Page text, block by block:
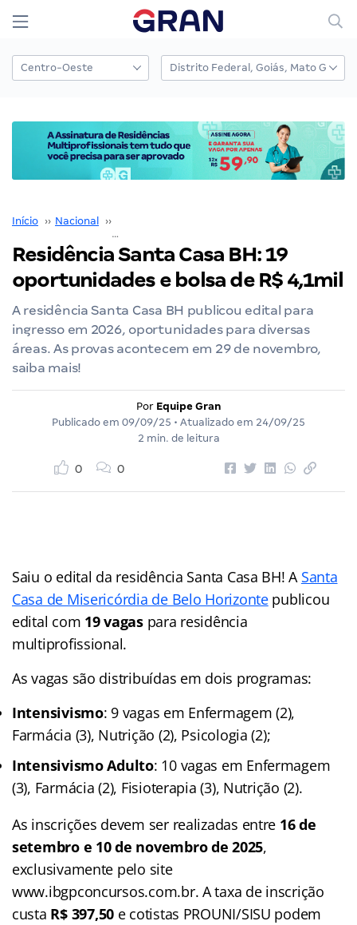
Início ›› Nacional ››
Residência Santa Casa BH: 19
oportunidades e bolsa de R$ 4,1mil
A residência Santa Casa BH publicou edital para
ingresso em 2026, oportunidades para diversas
áreas. As provas acontecem em 29 de novembro,
saiba mais!
Por Equipe Gran
Publicado em 09/09/25 • Atualizado em 24/09/25
2 min. de leitura
0 0
Saiu o edital da residência Santa Casa BH! A Santa
Casa de Misericórdia de Belo Horizontepublicou
edital com 19 vagaspara residência
multiprofissional.
As vagas são distribuídas em dois programas:
Intensivismo: 9 vagas em Enfermagem (2),
Farmácia (3), Nutrição (2), Psicologia (2);
Intensivismo Adulto: 10 vagas em Enfermagem
(3), Farmácia (2), Fisioterapia (3), Nutrição (2).
As inscrições devem ser realizadas entre 16 de
setembro e 10 de novembro de 2025,
exclusivamente pelo site
www.ibgpconcursos.com.br. A taxa de inscrição
custa R$ 397,50e cotistas PROUNI/SISU podem